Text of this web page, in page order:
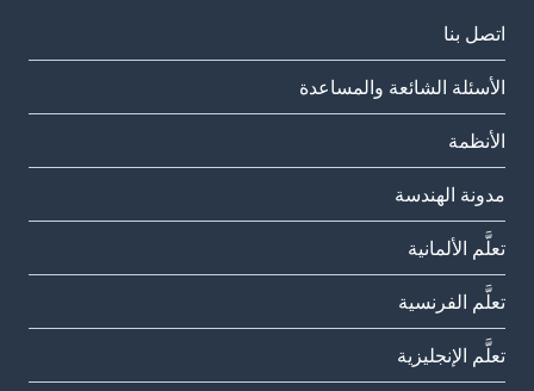
اتصل بنا
الأسئلة الشائعة والمساعدة
الأنظمة
مدونة الهندسة
تعلَّم الألمانية
تعلَّم الفرنسية
تعلَّم الإنجليزية